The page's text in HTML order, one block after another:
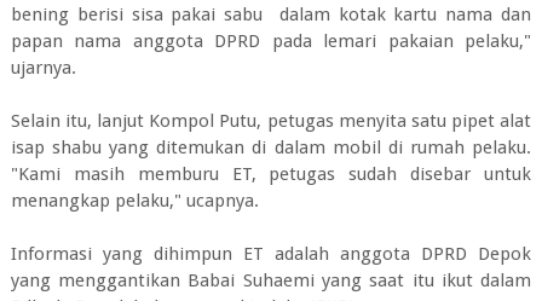
bening berisi sisa pakai sabu dalam kotak kartu nama dan
papan nama anggota DPRD pada lemari pakaian pelaku,"
ujarnya.
Selain itu, lanjut Kompol Putu, petugas menyita satu pipet alat
isap shabu yang ditemukan di dalam mobil di rumah pelaku.
"Kami masih memburu ET, petugas sudah disebar untuk
menangkap pelaku," ucapnya.
Informasi yang dihimpun ET adalah anggota DPRD Depok
yang menggantikan Babai Suhaemi yang saat itu ikut dalam